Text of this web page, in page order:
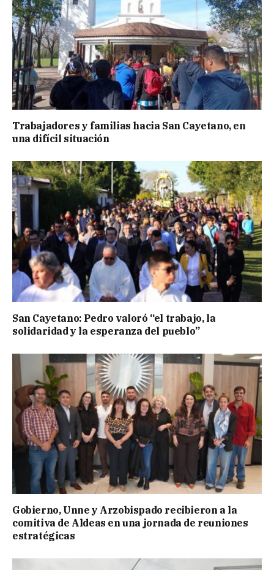
Trabajadores y familias hacia San Cayetano, en
una difícil situación
San Cayetano: Pedro valoró “el trabajo, la
solidaridad y la esperanza del pueblo”
Gobierno, Unne y Arzobispado recibieron a la
comitiva de Aldeas en una jornada de reuniones
estratégicas